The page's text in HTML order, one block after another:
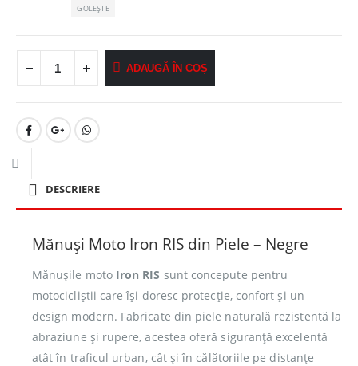
GOLEȘTE
ADAUGĂ ÎN COȘ
DESCRIERE
Mănuși Moto Iron RIS din Piele – Negre
Mănușile moto Iron RIS sunt concepute pentru
motocicliștii care își doresc protecție, confort și un
design modern. Fabricate din piele naturală rezistentă la
abraziune și rupere, acestea oferă siguranță excelentă
atât în traficul urban, cât și în călătoriile pe distanțe